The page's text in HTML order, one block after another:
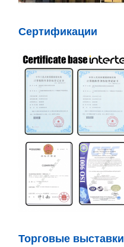
Сертификации
Торговые выставки